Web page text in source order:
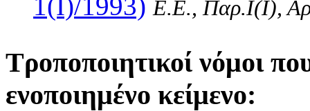
Ε.Ε., Παρ.Ι(I),
Τροποποιητικοί νόμοι
ενοποιημένο κείμενο: